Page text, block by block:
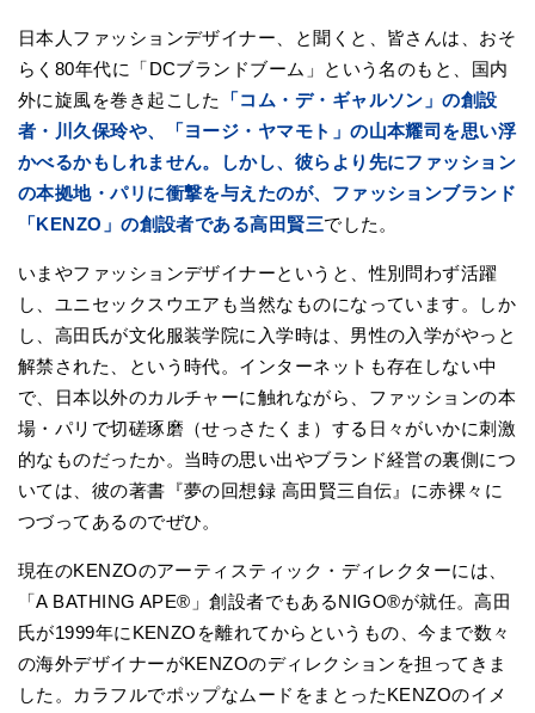
日本人ファッションデザイナー、と聞くと、皆さんは、おそ
らく80年代に「DCブランドブーム」という名のもと、国内
外に旋風を巻き起こした
「コム・デ・ギャルソン」の創設
者・川久保玲や、「ヨージ・ヤマモト」の山本耀司を思い浮
かべるかもしれません。しかし、彼らより先にファッション
の本拠地・パリに衝撃を与えたのが、ファッションブランド
「KENZO」の創設者である高田賢三でした。
いまやファッションデザイナーというと、性別問わず活躍
し、ユニセックスウエアも当然なものになっています。しか
し、高田氏が文化服装学院に入学時は、男性の入学がやっと
解禁された、という時代。インターネットも存在しない中
で、日本以外のカルチャーに触れながら、ファッションの本
場・パリで切磋琢磨（せっさたくま）する日々がいかに刺激
的なものだったか。当時の思い出やブランド経営の裏側につ
いては、彼の著書『夢の回想録 高田賢三自伝』に赤裸々に
つづってあるのでぜひ。
現在のKENZOのアーティスティック・ディレクターには、
「A BATHING APE®」創設者でもあるNIGO®が就任。高田
氏が1999年にKENZOを離れてからというもの、今まで数々
の海外デザイナーがKENZOのディレクションを担ってきま
した。カラフルでポップなムードをまとったKENZOのイメ